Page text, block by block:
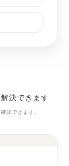
決できます
認できます。